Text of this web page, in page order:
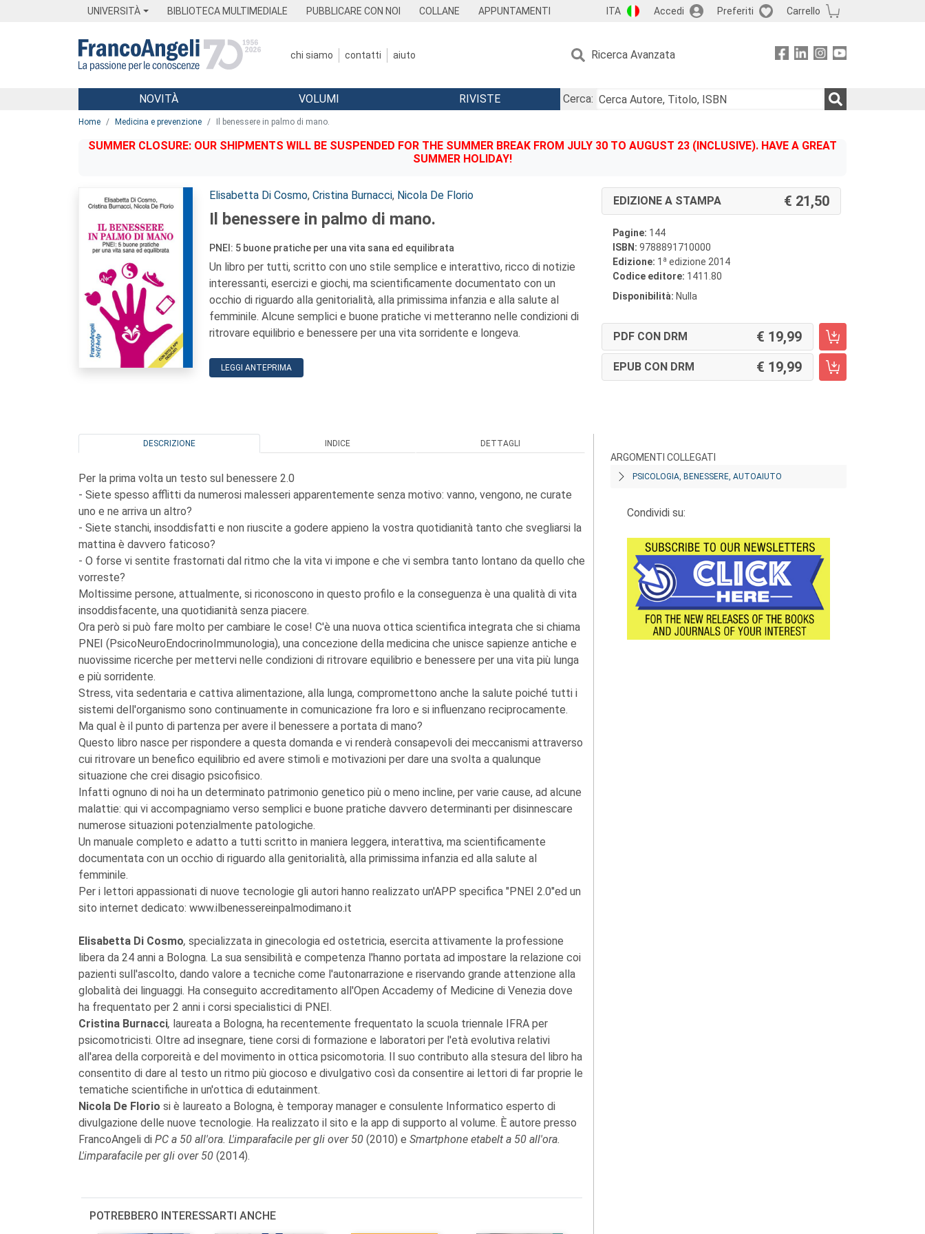
UNIVERSITÀ BIBLIOTECA MULTIMEDIALE PUBBLICARE CON NOI COLLANE APPUNTAMENTI ITA Accedi Preferiti Carrello
chi siamo contatti aiuto Ricerca Avanzata
Menu
NOVITÀ VOLUMI RIVISTE
Cerca:
Home Medicina e prevenzione Il benessere in palmo di mano.
SUMMER CLOSURE: OUR SHIPMENTS WILL BE SUSPENDED FOR THE SUMMER BREAK FROM JULY 30 TO AUGUST 23 (INCLUSIVE). HAVE A GREAT
SUMMER HOLIDAY!
Autori:
Elisabetta Di Cosmo, Cristina Burnacci, Nicola De Florio
Il benessere in palmo di mano.
PNEI: 5 buone pratiche per una vita sana ed equilibrata
Un libro per tutti, scritto con uno stile semplice e interattivo, ricco di notizie
interessanti, esercizi e giochi, ma scientificamente documentato con un
occhio di riguardo alla genitorialità, alla primissima infanzia e alla salute al
femminile. Alcune semplici e buone pratiche vi metteranno nelle condizioni di
ritrovare equilibrio e benessere per una vita sorridente e longeva.
LEGGI ANTEPRIMA
EDIZIONE A STAMPA 21,50
Pagine: 144
ISBN: 9788891710000
Edizione: 1 a edizione 2014
Codice editore: 1411.80
Disponibilità: Nulla
PDF CON DRM 19,99
EPUB CON DRM 19,99
DESCRIZIONE INDICE DETTAGLI
Per la prima volta un testo sul benessere 2.0
- Siete spesso afflitti da numerosi malesseri apparentemente senza motivo: vanno, vengono, ne curate
uno e ne arriva un altro?
- Siete stanchi, insoddisfatti e non riuscite a godere appieno la vostra quotidianità tanto che svegliarsi la
mattina è davvero faticoso?
- O forse vi sentite frastornati dal ritmo che la vita vi impone e che vi sembra tanto lontano da quello che
vorreste?
Moltissime persone, attualmente, si riconoscono in questo profilo e la conseguenza è una qualità di vita
insoddisfacente, una quotidianità senza piacere.
Ora però si può fare molto per cambiare le cose! C'è una nuova ottica scientifica integrata che si chiama
PNEI (PsicoNeuroEndocrinoImmunologia), una concezione della medicina che unisce sapienze antiche e
nuovissime ricerche per mettervi nelle condizioni di ritrovare equilibrio e benessere per una vita più lunga
e più sorridente.
Stress, vita sedentaria e cattiva alimentazione, alla lunga, compromettono anche la salute poiché tutti i
sistemi dell'organismo sono continuamente in comunicazione fra loro e si influenzano reciprocamente.
Ma qual è il punto di partenza per avere il benessere a portata di mano?
Questo libro nasce per rispondere a questa domanda e vi renderà consapevoli dei meccanismi attraverso
cui ritrovare un benefico equilibrio ed avere stimoli e motivazioni per dare una svolta a qualunque
situazione che crei disagio psicofisico.
Infatti ognuno di noi ha un determinato patrimonio genetico più o meno incline, per varie cause, ad alcune
malattie: qui vi accompagniamo verso semplici e buone pratiche davvero determinanti per disinnescare
numerose situazioni potenzialmente patologiche.
Un manuale completo e adatto a tutti scritto in maniera leggera, interattiva, ma scientificamente
documentata con un occhio di riguardo alla genitorialità, alla primissima infanzia ed alla salute al
femminile.
Per i lettori appassionati di nuove tecnologie gli autori hanno realizzato un'APP specifica "PNEI 2.0"ed un
sito internet dedicato: www.ilbenessereinpalmodimano.it
Elisabetta Di Cosmo, specializzata in ginecologia ed ostetricia, esercita attivamente la professione
libera da 24 anni a Bologna. La sua sensibilità e competenza l'hanno portata ad impostare la relazione coi
pazienti sull'ascolto, dando valore a tecniche come l'autonarrazione e riservando grande attenzione alla
globalità dei linguaggi. Ha conseguito accreditamento all'Open Accademy of Medicine di Venezia dove
ha frequentato per 2 anni i corsi specialistici di PNEI.
Cristina Burnacci, laureata a Bologna, ha recentemente frequentato la scuola triennale IFRA per
psicomotricisti. Oltre ad insegnare, tiene corsi di formazione e laboratori per l'età evolutiva relativi
all'area della corporeità e del movimento in ottica psicomotoria. Il suo contributo alla stesura del libro ha
consentito di dare al testo un ritmo più giocoso e divulgativo così da consentire ai lettori di far proprie le
tematiche scientifiche in un'ottica di edutainment.
Nicola De Florio si è laureato a Bologna, è temporay manager e consulente Informatico esperto di
divulgazione delle nuove tecnologie. Ha realizzato il sito e la app di supporto al volume. È autore presso
FrancoAngeli di PC a 50 all'ora. L'imparafacile per gli over 50 (2010) e Smartphone etabelt a 50 all'ora.
L'imparafacile per gli over 50 (2014).
POTREBBERO INTERESSARTI ANCHE
ARGOMENTI COLLEGATI
PSICOLOGIA, BENESSERE, AUTOAIUTO
Condividi su: